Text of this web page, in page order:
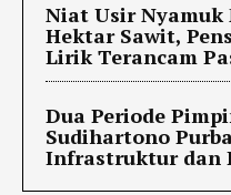
Niat Usir Nyamuk
Hektar Sawit,
Lirik Terancam
Dua Periode
Sudihartono
Infrastruktur dan